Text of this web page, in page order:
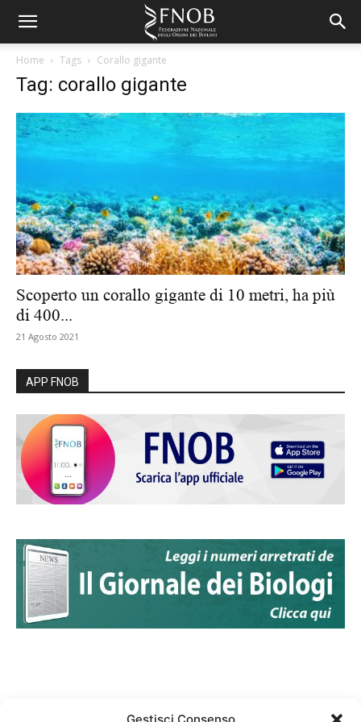
Home Tags Corallo gigante
Tag: corallo gigante
Scoperto un corallo gigante di 10 metri, ha più
di 400...
21 Agosto 2021
APP FNOB